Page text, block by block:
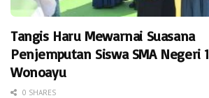
Tangis Haru Mewarnai Suasana
Penjemputan Siswa SMA Negeri 1
Wonoayu
0 SHARES